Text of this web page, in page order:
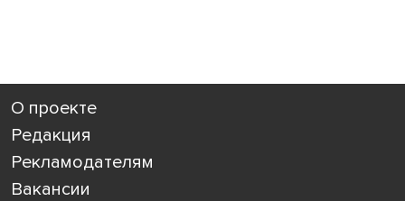
О проекте
Редакция
Рекламодателям
Вакансии